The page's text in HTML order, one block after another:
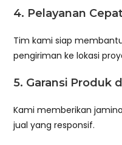
4. Pelayanan
Tim kami siap
pengiriman ke lokasi
5. Garansi Produk
Kami memberikan
jual yang responsif.